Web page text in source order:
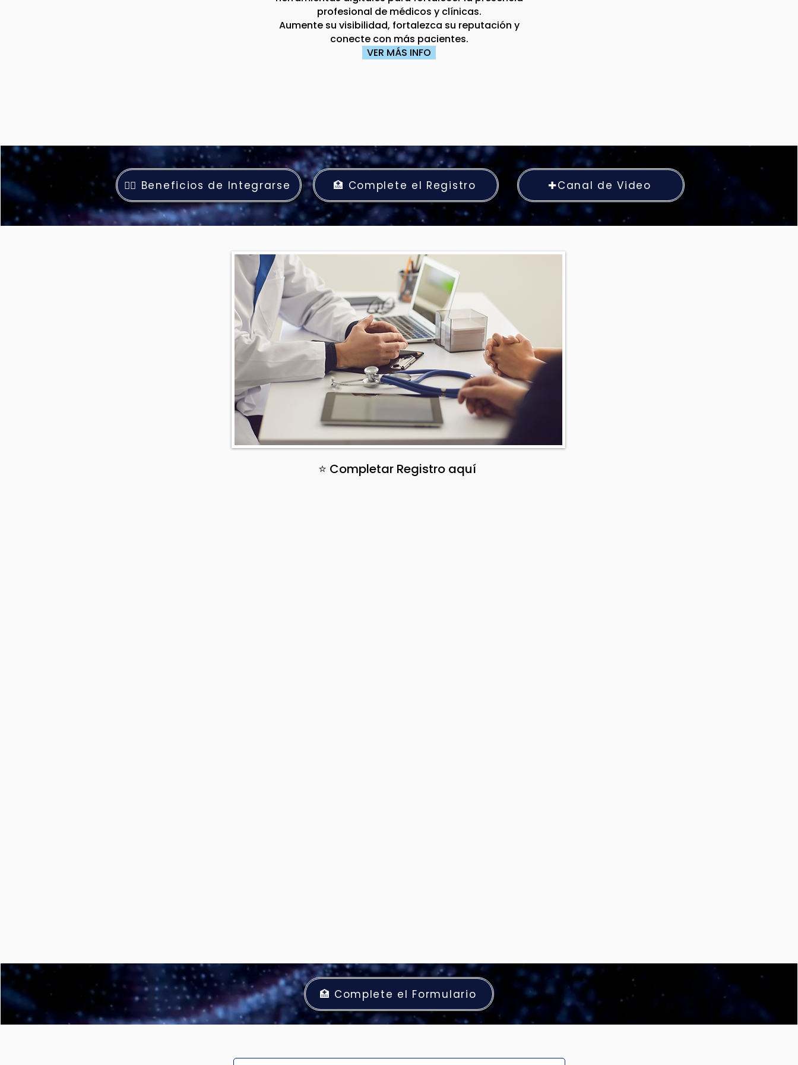
profesional de médicos y clínicas.
Aumente su visibilidad, fortalezca su reputación y
conecte con más pacientes.
VER MÁS INFO
👨‍⚕️ Beneficios de Integrarse 🏥 Complete el Registro ✚Canal de Video
⭐ Completar Registro aquí
🏥 Complete el Formulario